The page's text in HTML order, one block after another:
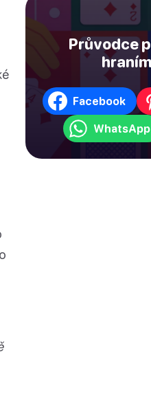
Průvodce
Facebook
WhatsApp